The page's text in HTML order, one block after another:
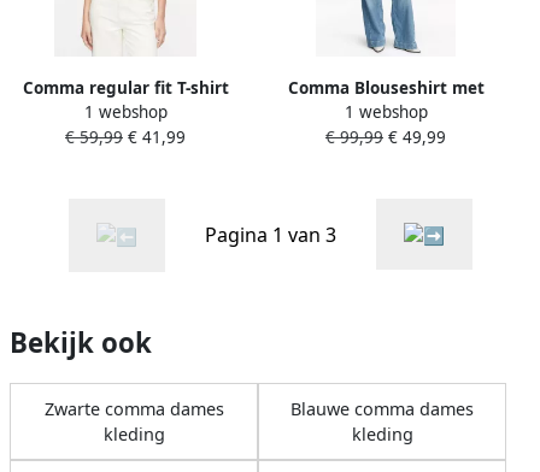
Comma regular fit T-shirt
van viscosemix in
semitransparant design
1 webshop
€ 59,99 € 41,99
Comma Blouseshirt met
pailletten en ronde hals
1 webshop
€ 99,99 € 49,99
Pagina 1 van 3
Bekijk ook
Zwarte comma dames
kleding
Blauwe comma dames
kleding